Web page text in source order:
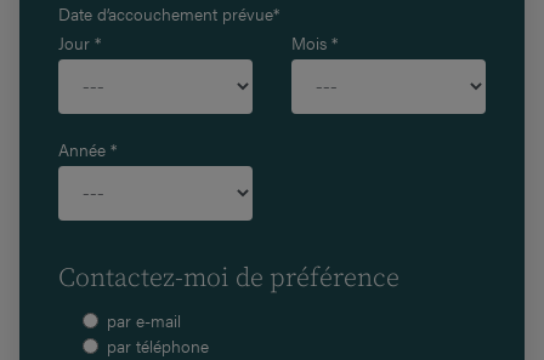
Date d’accouchement prévue*
Jour *
Mois *
Année *
Contactez-moi de préférence
par e-mail
par téléphone